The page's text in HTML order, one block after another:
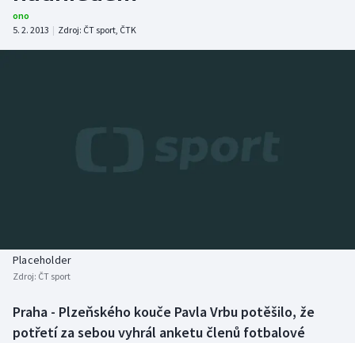
Atletika
Biatlon
Box
Aplikace ČT sport
ono
5. 2. 2013 | Zdroj: ČT sport, ČTK
Placeholder
Zdroj: ČT sport
Praha - Plzeňského kouče Pavla Vrbu potěšilo, že
potřetí za sebou vyhrál anketu členů fotbalové